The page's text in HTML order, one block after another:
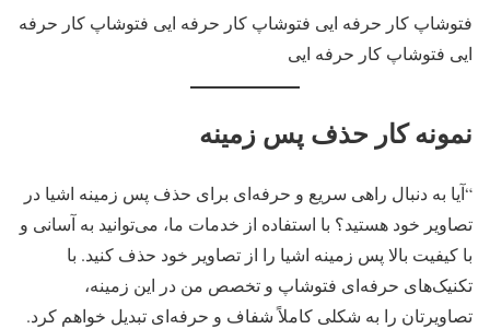
فتوشاپ کار حرفه ایی فتوشاپ کار حرفه ایی فتوشاپ کار حرفه
ایی فتوشاپ کار حرفه ایی
نمونه کار حذف پس زمینه
“آیا به دنبال راهی سریع و حرفه‌ای برای حذف پس زمینه اشیا در
تصاویر خود هستید؟ با استفاده از خدمات ما، می‌توانید به آسانی و
با کیفیت بالا پس زمینه اشیا را از تصاویر خود حذف کنید. با
تکنیک‌های حرفه‌ای فتوشاپ و تخصص من در این زمینه،
تصاویرتان را به شکلی کاملاً شفاف و حرفه‌ای تبدیل خواهم کرد.